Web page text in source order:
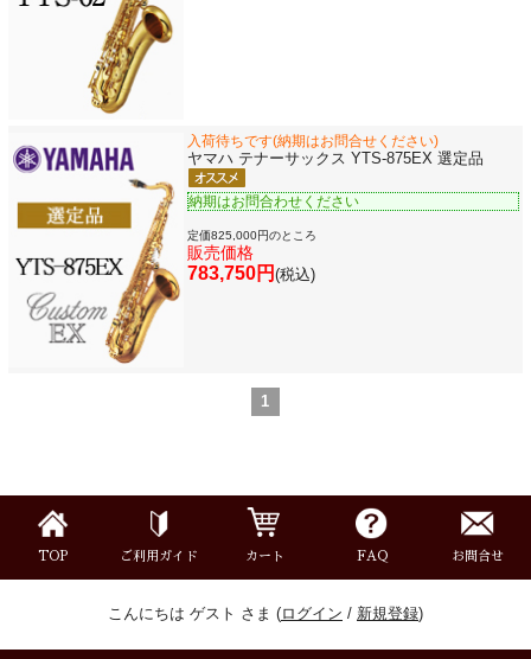
入荷待ちです(納期はお問合せください)
ヤマハ テナーサックス YTS-875EX 選定品
納期はお問合わせください
定価825,000円のところ
販売価格
783,750円 (税込)
1
TOP ご利用ガイド カート FAQ お問合せ
こんにちは ゲスト さま (ログイン / 新規登録)
今月のお買い得品
メーカー別で探す
価格・ランキングで探す
初級・中級・上級で探す
永江楽器人気コンテンツ
セール・イベント情報
人気の永江楽器コラム